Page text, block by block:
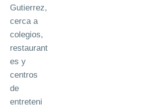
Gutierrez,
cerca a
colegios,
restaurant
es y
centros
de
entreteni